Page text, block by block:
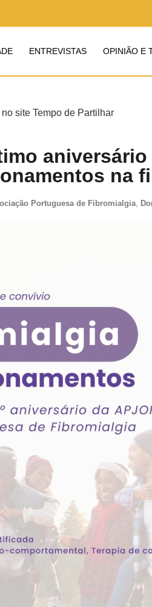
ENTREVISTAS OPINIÃO E
aniversário
na
Portuguesa de Fibromialgia